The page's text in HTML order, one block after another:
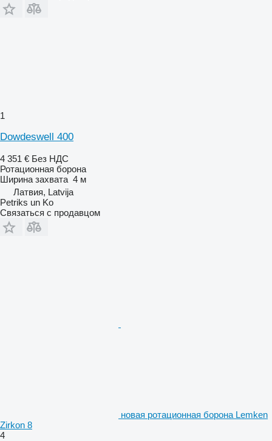
1
Dowdeswell 400
4 351 € Без НДС
Ротационная борона
Ширина захвата 4 м
Латвия, Latvija
Petriks un Ko
Связаться с продавцом
новая ротационная борона Lemken
Zirkon 8
4